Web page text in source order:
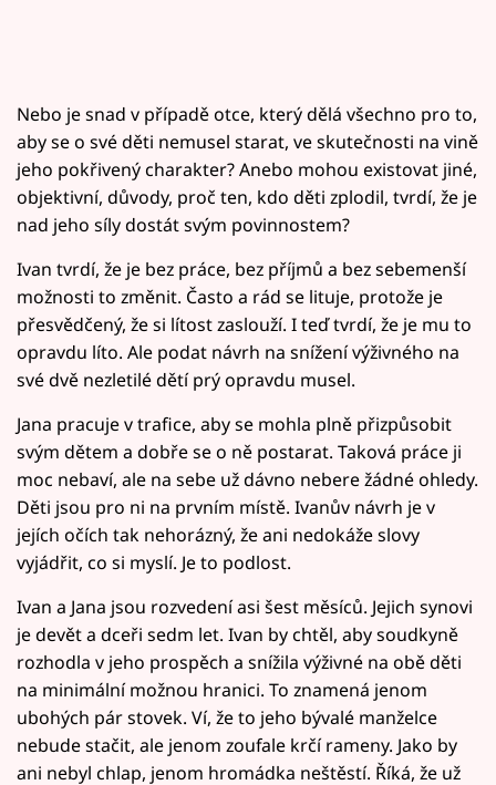
Nebo je snad v případě otce, který dělá všechno pro to,
aby se o své děti nemusel starat, ve skutečnosti na vině
jeho pokřivený charakter? Anebo mohou existovat jiné,
objektivní, důvody, proč ten, kdo děti zplodil, tvrdí, že je
nad jeho síly dostát svým povinnostem?
Ivan tvrdí, že je bez práce, bez příjmů a bez sebemenší
možnosti to změnit. Často a rád se lituje, protože je
přesvědčený, že si lítost zaslouží. I teď tvrdí, že je mu to
opravdu líto. Ale podat návrh na snížení výživného na
své dvě nezletilé dětí prý opravdu musel.
Jana pracuje v trafice, aby se mohla plně přizpůsobit
svým dětem a dobře se o ně postarat. Taková práce ji
moc nebaví, ale na sebe už dávno nebere žádné ohledy.
Děti jsou pro ni na prvním místě. Ivanův návrh je v
jejích očích tak nehorázný, že ani nedokáže slovy
vyjádřit, co si myslí. Je to podlost.
Ivan a Jana jsou rozvedení asi šest měsíců. Jejich synovi
je devět a dceři sedm let. Ivan by chtěl, aby soudkyně
rozhodla v jeho prospěch a snížila výživné na obě děti
na minimální možnou hranici. To znamená jenom
ubohých pár stovek. Ví, že to jeho bývalé manželce
nebude stačit, ale jenom zoufale krčí rameny. Jako by
ani nebyl chlap, jenom hromádka neštěstí. Říká, že už